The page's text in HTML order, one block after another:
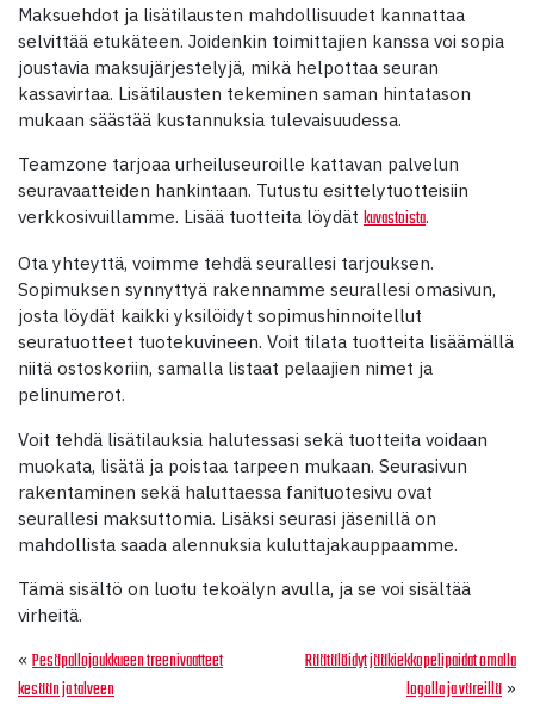
Maksuehdot ja lisätilausten mahdollisuudet kannattaa
selvittää etukäteen. Joidenkin toimittajien kanssa voi sopia
joustavia maksujärjestelyjä, mikä helpottaa seuran
kassavirtaa. Lisätilausten tekeminen saman hintatason
mukaan säästää kustannuksia tulevaisuudessa.
Teamzone tarjoaa urheiluseuroille kattavan palvelun
seuravaatteiden hankintaan. Tutustu esittelytuotteisiin
verkkosivuillamme. Lisää tuotteita löydät kuvastoista.
Ota yhteyttä, voimme tehdä seurallesi tarjouksen.
Sopimuksen synnyttyä rakennamme seurallesi omasivun,
josta löydät kaikki yksilöidyt sopimushinnoitellut
seuratuotteet tuotekuvineen. Voit tilata tuotteita lisäämällä
niitä ostoskoriin, samalla listaat pelaajien nimet ja
pelinumerot.
Voit tehdä lisätilauksia halutessasi sekä tuotteita voidaan
muokata, lisätä ja poistaa tarpeen mukaan. Seurasivun
rakentaminen sekä haluttaessa fanituotesivu ovat
seurallesi maksuttomia. Lisäksi seurasi jäsenillä on
mahdollista saada alennuksia kuluttajakauppaamme.
Tämä sisältö on luotu tekoälyn avulla, ja se voi sisältää
virheitä.
« Pesäpallojoukkueen treenivaatteet
kesään ja talveen
Räätälöidyt jääkiekkopelipaidat omalla
logolla ja väreillä »